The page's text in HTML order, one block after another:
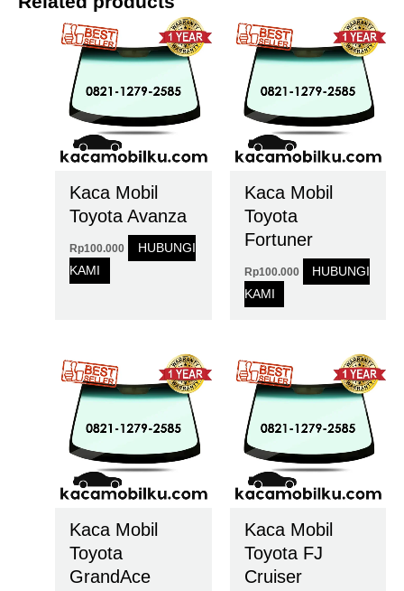
Kaca Mobil
Toyota Avanza
Rp100.000
HUBUNGI
KAMI
Kaca Mobil
Toyota
Fortuner
Rp100.000
HUBUNGI
KAMI
Kaca Mobil
Toyota
GrandAce
Kaca Mobil
Toyota FJ
Cruiser